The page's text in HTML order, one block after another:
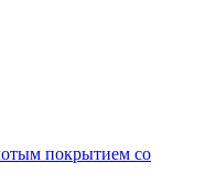
покрытием cо